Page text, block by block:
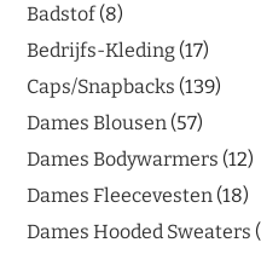
Badstof 8
Bedrijfs-Kleding 17
Caps/Snapbacks 139
Dames Blousen 57
Dames Bodywarmers 12
Dames Fleecevesten 18
Dames Hooded Sweaters